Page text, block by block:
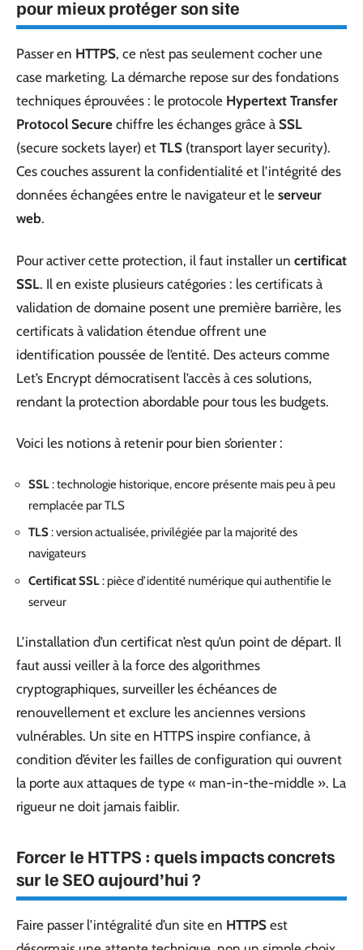
pour mieux protéger son site
Passer en HTTPS, ce n’est pas seulement cocher une
case marketing. La démarche repose sur des fondations
techniques éprouvées : le protocole Hypertext Transfer
Protocol Secure chiffre les échanges grâce à SSL
(secure sockets layer) et TLS (transport layer security).
Ces couches assurent la confidentialité et l’intégrité des
données échangées entre le navigateur et le serveur
web.
Pour activer cette protection, il faut installer un certificat
SSL. Il en existe plusieurs catégories : les certificats à
validation de domaine posent une première barrière, les
certificats à validation étendue offrent une
identification poussée de l’entité. Des acteurs comme
Let’s Encrypt démocratisent l’accès à ces solutions,
rendant la protection abordable pour tous les budgets.
Voici les notions à retenir pour bien s’orienter :
SSL: technologie historique, encore présente mais peu à peu
remplacée par TLS
TLS: version actualisée, privilégiée par la majorité des
navigateurs
Certificat SSL: pièce d’identité numérique qui authentifie le
serveur
L’installation d’un certificat n’est qu’un point de départ. Il
faut aussi veiller à la force des algorithmes
cryptographiques, surveiller les échéances de
renouvellement et exclure les anciennes versions
vulnérables. Un site en HTTPS inspire confiance, à
condition d’éviter les failles de configuration qui ouvrent
la porte aux attaques de type « man-in-the-middle ». La
rigueur ne doit jamais faiblir.
Forcer le HTTPS : quels impacts concrets
sur le SEO aujourd’hui ?
Faire passer l’intégralité d’un site en HTTPS est